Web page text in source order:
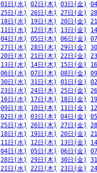
01日(水) 02日(木) 03日(金)
25日(水) 26日(木) 27日(金)
18日(水) 19日(木) 20日(金)
11日(水) 12日(木) 13日(金)
04日(水) 05日(木) 06日(金)
27日(水) 28日(木) 29日(金)
20日(水) 21日(木) 22日(金)
13日(水) 14日(木) 15日(金)
06日(水) 07日(木) 08日(金)
30日(水) 31日(木) 01日(金)
23日(水) 24日(木) 25日(金)
16日(水) 17日(木) 18日(金)
09日(水) 10日(木) 11日(金)
02日(水) 03日(木) 04日(金)
25日(水) 26日(木) 27日(金)
18日(水) 19日(木) 20日(金)
11日(水) 12日(木) 13日(金)
04日(水) 05日(木) 06日(金)
28日(水) 29日(木) 30日(金)
21日(水) 22日(木) 23日(金)